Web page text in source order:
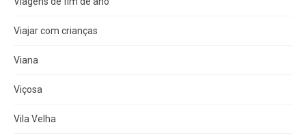
Viajar com crianças
Viana
Viçosa
Vila Velha